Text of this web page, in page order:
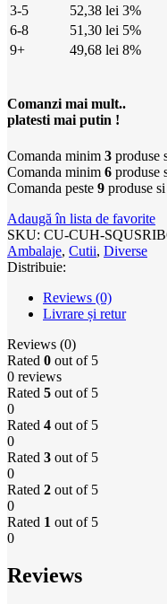
3-5
52,38 lei 3%
6-8
51,30 lei 5%
9+
49,68 lei 8%
Comanzi mai mult..
platesti mai putin !
Comanda minim 3 produse
Comanda minim 6 produse
Comanda peste 9 produse
Adaugă în lista de favorite
SKU: CU-CUH-
Ambalaje, Cutii, Diverse
Distribuie:
Reviews (0)
Livrare și retur
Reviews (0)
Rated 0 out of 5
0 reviews
Rated 5 out of 5
0
Rated 4 out of 5
0
Rated 3 out of 5
0
Rated 2 out of 5
0
Rated 1 out of 5
0
Reviews